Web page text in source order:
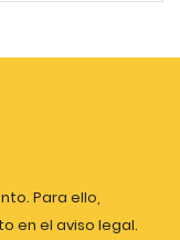
Para ello,
en el aviso legal.